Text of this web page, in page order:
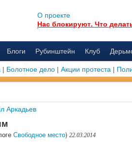
О проекте
Нас блокируют. Что
Блоги Рубинштейн Клуб
| Болотное дело | Акции протеста |
Аркадьев
Свободное место) 22.03.2014